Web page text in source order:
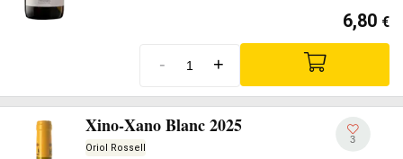
6,80 €
- +
Xino-Xano Blanc 2025
Oriol Rossell
3